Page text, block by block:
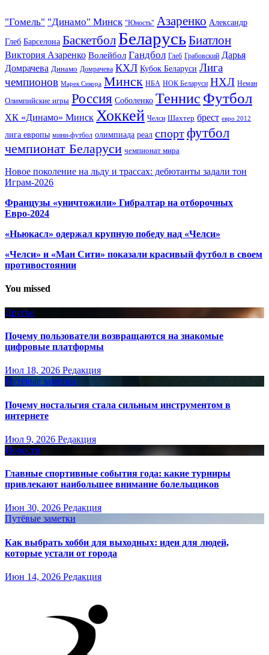
"Гомель" "Динамо" Минск "Юность" Азаренко Александр
Глеб Барселона Баскетбол БеларусьБиатлон
Виктория Азаренко Волейбол Гандбол Глеб Грабовский Дарья
Домрачева Динамо Домрачева КХЛ Кубок Беларуси Лига
чемпионов Марек Сикора Минск НБА НОК Беларуси НХЛ Неман
Олимпийские игры Россия Соболенко Теннис Футбол
ХК «Динамо» Минск Хоккей Челси Шахтер брест евро 2012
лига европы мини-футбол олимпиада реал спортфутбол
чемпионат Беларуси чемпионат мира
Новое поколение на льду и трассах: дебютанты задали тон
Играм-2026
Французы «уничтожили» Гибралтар на отборочных
Евро-2024
«Ньюкасл» одержал крупную победу над «Челси»
«Челси» и «Ман Сити» показали красивый футбол в своем
противостоянии
You missed
Другое
Почему пользователи возвращаются на знакомые
цифровые платформы
Июл 18, 2026 Редакция
Путёвые заметки
Почему ностальгия стала сильным инструментом в
интернете
Июл 9, 2026 Редакция
Новости
Главные спортивные события года: какие турниры
привлекают наибольшее внимание болельщиков
Июн 30, 2026 Редакция
Путёвые заметки
Как выбрать хобби для выходных: идеи для людей,
которые устали от города
Июн 14, 2026 Редакция